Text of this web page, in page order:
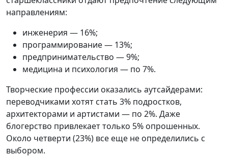
направлениям:
инженерия — 16%;
программирование — 13%;
предпринимательство — 9%;
медицина и психология — по 7%.
Творческие профессии оказались аутсайдерами:
переводчиками хотят стать 3% подростков,
архитекторами и артистами — по 2%. Даже
блогерство привлекает только 5% опрошенных.
Около четверти (23%) все еще не определились с
выбором.